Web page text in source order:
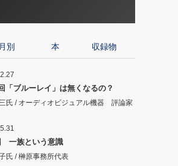
月別 本 収録物
「ブルーレイ」は無くなるの？
氏 / オーディオビジュアル機器 評論家
一族という意識
氏 / 榊原事務所代表